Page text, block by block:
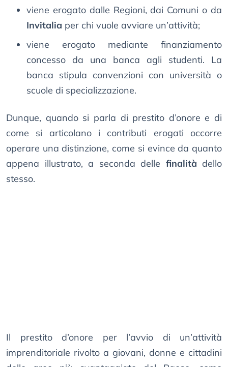
viene erogato dalle Regioni, dai Comuni o da
Invitalia per chi vuole avviare un’attività;
viene erogato mediante finanziamento
concesso da una banca agli studenti. La
banca stipula convenzioni con università o
scuole di specializzazione.
Dunque, quando si parla di prestito d’onore e di
come si articolano i contributi erogati occorre
operare una distinzione, come si evince da quanto
appena illustrato, a seconda delle finalità dello
stesso.
Il prestito d’onore per l’avvio di un’attività
imprenditoriale rivolto a giovani, donne e cittadini